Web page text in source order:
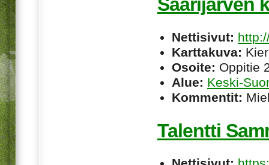
Nettisivut:
Karttakuva:
Osoite: Oppitie
Alue: Keski-
Kommentit:
Talentti